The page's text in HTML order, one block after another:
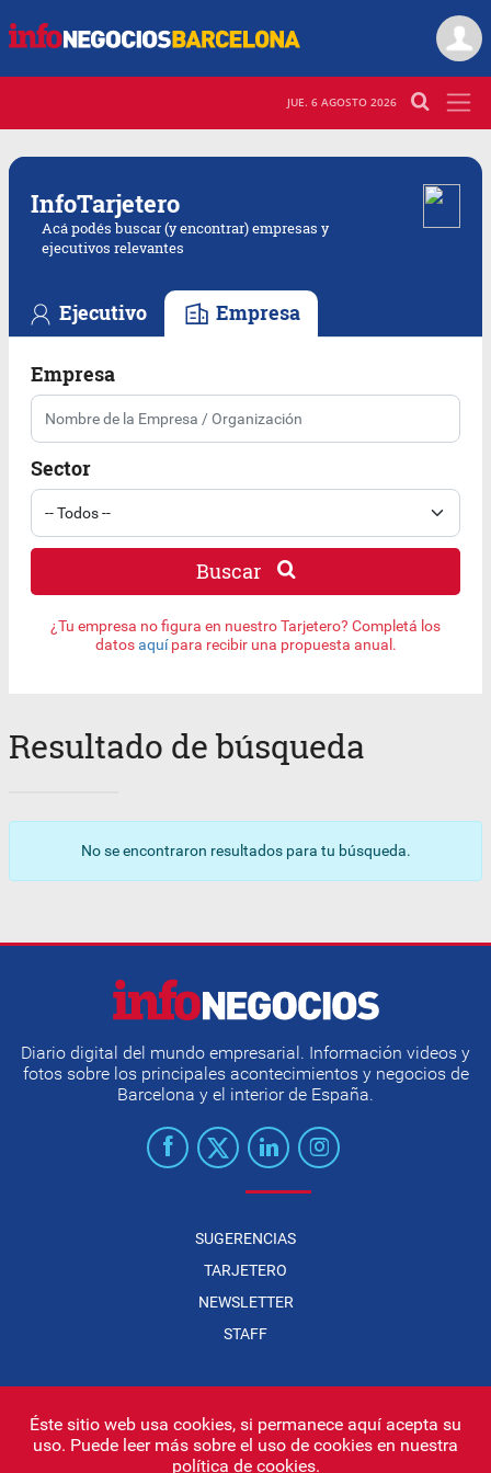
JUE. 6 AGOSTO 2026
InfoTarjetero
Acá podés buscar (y encontrar) empresas y
ejecutivos relevantes
Ejecutivo Empresa
Empresa
Sector
Buscar
¿Tu empresa no figura en nuestro Tarjetero? Completá los
datosaquípara recibir una propuesta anual.
Resultado de búsqueda
No se encontraron resultados para tu búsqueda.
Diario digital del mundo empresarial. Información videos y
fotos sobre los principales acontecimientos y negocios de
Barcelona y el interior de España.
SUGERENCIAS
TARJETERO
NEWSLETTER
STAFF
Infonegocios 2026| INFONEGOCIOS S.A. · CUIT: 30710438486 |
Éste sitio web usa cookies, si permanece aquí acepta su
uso. Puede leer más sobre el uso de cookies en nuestra
política de cookies.